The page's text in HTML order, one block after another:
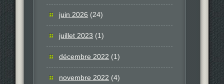
juin 2026 (24)
juillet 2023 (1)
décembre 2022 (1)
novembre 2022 (4)